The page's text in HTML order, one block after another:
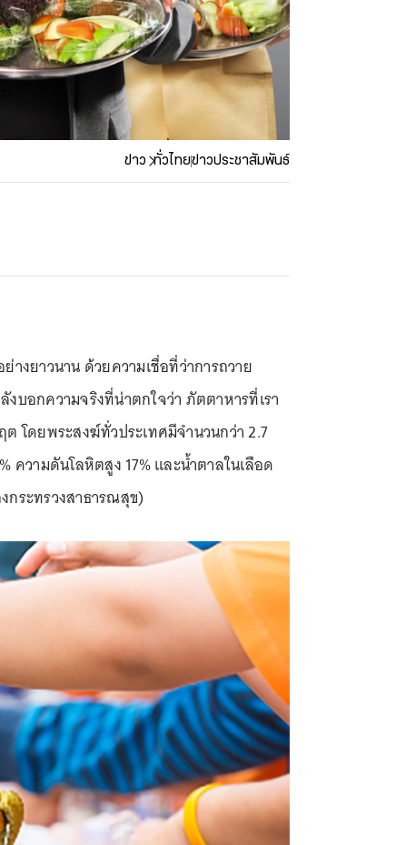
ข่าว ทั่วไทยข่าวประชาสัมพันธ์
งยาวนาน ด้วยความเชื่อที่ว่าการถวาย
อกความจริงที่น่าตกใจว่า ภัตตาหารที่เรา
โดยพระสงฆ์ทั่วประเทศมีจำนวนกว่า 2.7
ความดันโลหิตสูง 17% และน้ำตาลในเลือด
กระทรวงสาธารณสุข)